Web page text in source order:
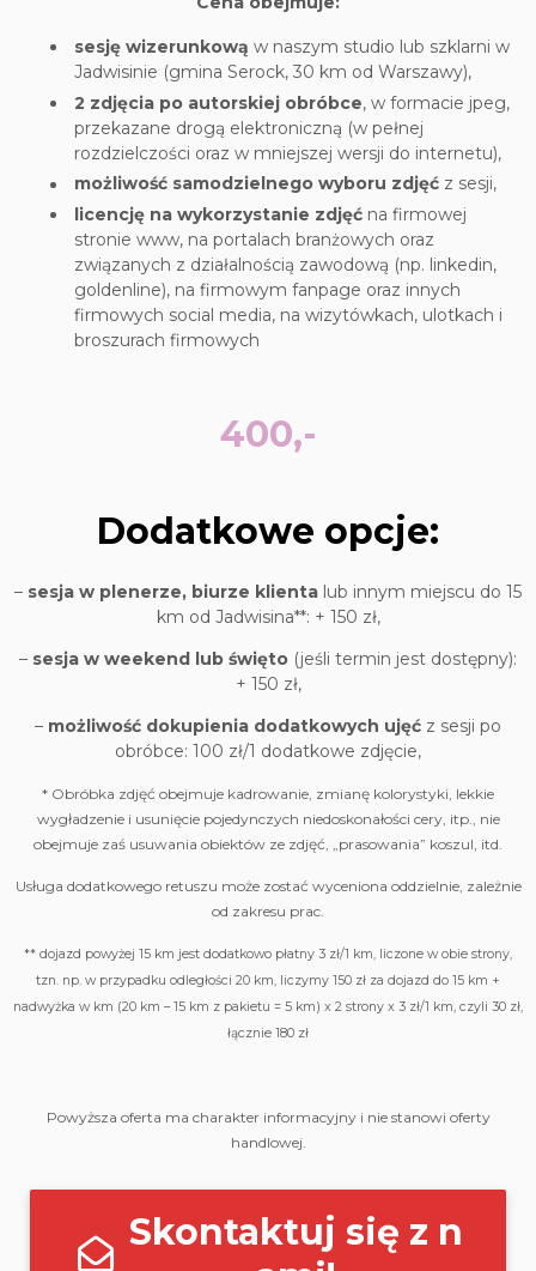
sesję wizerunkową w naszym studio lub szklarni w
Jadwisinie (gmina Serock, 30 km od Warszawy),
2 zdjęcia po autorskiej obróbce, w formacie jpeg,
przekazane drogą elektroniczną (w pełnej
rozdzielczości oraz w mniejszej wersji do internetu),
możliwość samodzielnego wyboru zdjęć z sesji,
licencję na wykorzystanie zdjęć na firmowej
stronie www, na portalach branżowych oraz
związanych z działalnością zawodową (np. linkedin,
goldenline), na firmowym fanpage oraz innych
firmowych social media, na wizytówkach, ulotkach i
broszurach firmowych
400,-
Dodatkowe opcje:
– sesja w plenerze, biurze klienta lub innym miejscu do 15
km od Jadwisina**: + 150 zł,
– sesja w weekend lub święto (jeśli termin jest dostępny):
+ 150 zł,
– możliwość dokupienia dodatkowych ujęć z sesji po
obróbce: 100 zł/1 dodatkowe zdjęcie,
* Obróbka zdjęć obejmuje kadrowanie, zmianę kolorystyki, lekkie
wygładzenie i usunięcie pojedynczych niedoskonałości cery, itp., nie
obejmuje zaś usuwania obiektów ze zdjęć, „prasowania” koszul, itd.
Usługa dodatkowego retuszu może zostać wyceniona oddzielnie, zależnie
od zakresu prac.
** dojazd powyżej 15 km jest dodatkowo płatny 3 zł/1 km, liczone w obie strony,
tzn. np. w przypadku odległości 20 km, liczymy 150 zł za dojazd do 15 km +
nadwyżka w km (20 km – 15 km z pakietu = 5 km) x 2 strony x 3 zł/1 km, czyli 30 zł,
łącznie 180 zł
Powyższa oferta ma charakter informacyjny i nie stanowi oferty
handlowej.
Skontaktuj się z n